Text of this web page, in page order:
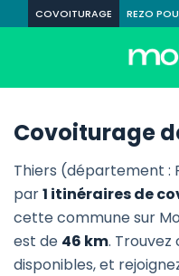
COVOITURAGE REZO
Covoiturage
Thiers (département :
par1 itinéraires de
cette commune sur
est de 46 km.
disponibles, et